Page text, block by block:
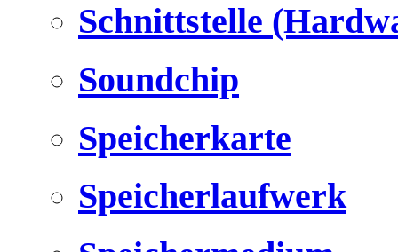
Schnittstelle
Soundchip
Speicherkarte
Speicherlaufwerk